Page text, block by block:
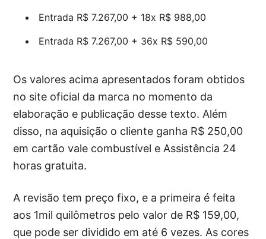
Entrada R$ 7.267,00 + 18x R$ 988,00
Entrada R$ 7.267,00 + 36x R$ 590,00
Os valores acima apresentados foram obtidos
no site oficial da marca no momento da
elaboração e publicação desse texto. Além
disso, na aquisição o cliente ganha R$ 250,00
em cartão vale combustível e Assistência 24
horas gratuita.
A revisão tem preço fixo, e a primeira é feita
aos 1mil quilômetros pelo valor de R$ 159,00,
que pode ser dividido em até 6 vezes. As cores